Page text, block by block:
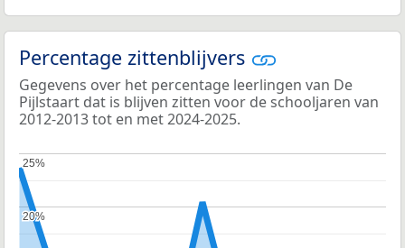
Percentage zittenblijvers
Gegevens over het percentage leerlingen van De
Pijlstaart dat is blijven zitten voor de schooljaren van
2012-2013 tot en met 2024-2025.
20%
20%
25%
25%